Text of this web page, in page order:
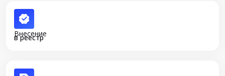
Внесение
в реестр